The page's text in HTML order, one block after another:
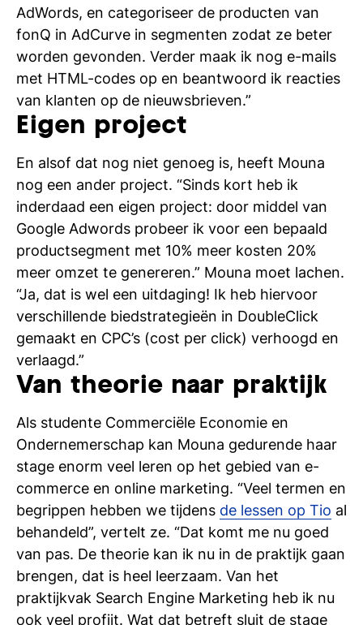
AdWords, en categoriseer de producten van
fonQ in AdCurve in segmenten zodat ze beter
worden gevonden. Verder maak ik nog e-mails
met HTML-codes op en beantwoord ik reacties
van klanten op de nieuwsbrieven.”
Eigen project
En alsof dat nog niet genoeg is, heeft Mouna
nog een ander project. “Sinds kort heb ik
inderdaad een eigen project: door middel van
Google Adwords probeer ik voor een bepaald
productsegment met 10% meer kosten 20%
meer omzet te genereren.” Mouna moet lachen.
“Ja, dat is wel een uitdaging! Ik heb hiervoor
verschillende biedstrategieën in DoubleClick
gemaakt en CPC’s (cost per click) verhoogd en
verlaagd.”
Van theorie naar praktijk
Als studente Commerciële Economie en
Ondernemerschap kan Mouna gedurende haar
stage enorm veel leren op het gebied van e-
commerce en online marketing. “Veel termen en
begrippen hebben we tijdens de lessen op Tio al
behandeld”, vertelt ze. “Dat komt me nu goed
van pas. De theorie kan ik nu in de praktijk gaan
brengen, dat is heel leerzaam. Van het
praktijkvak Search Engine Marketing heb ik nu
ook veel profijt. Wat dat betreft sluit de stage